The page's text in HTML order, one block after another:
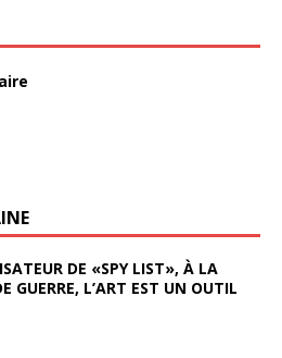
DE «SPY LIST», À LA
GUERRE, L’ART EST UN OUTIL